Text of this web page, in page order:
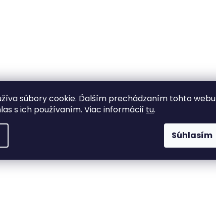
súbory cookie. Ďalším prechádzaním tohto webu
s ich používaním. Viac informácií tu.
Súhlasím